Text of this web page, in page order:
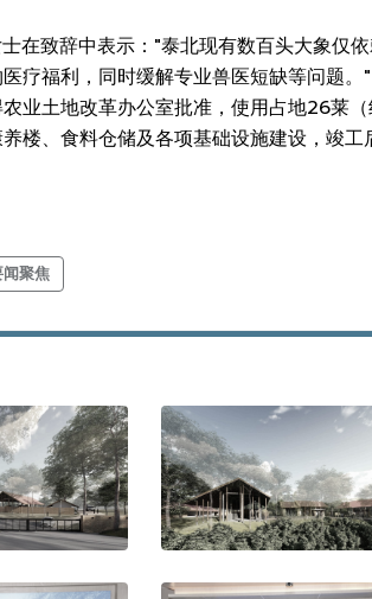
在致辞中表示："泰北现有数百头大象仅
疗福利，同时缓解专业兽医短缺等问题。"
业土地改革办公室批准，使用占地26莱
楼、食料仓储及各项基础设施建设，竣
闻聚焦